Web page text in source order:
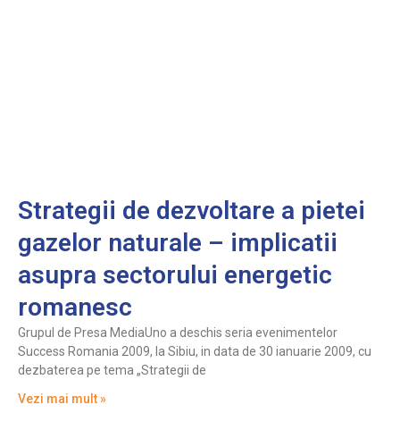
Strategii de dezvoltare a pietei
gazelor naturale – implicatii
asupra sectorului energetic
romanesc
Grupul de Presa MediaUno a deschis seria evenimentelor
Success Romania 2009, la Sibiu, in data de 30 ianuarie 2009, cu
dezbaterea pe tema „Strategii de
Vezi mai mult »